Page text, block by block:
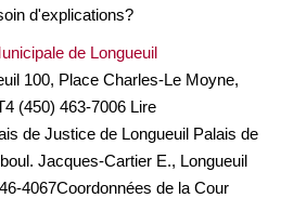
d'explications?
de Longueuil
100, Place Charles-Le Moyne,
(450) 463-7006 Lire
de Justice de Longueuil Palais de
Jacques-Cartier E., Longueuil
4067Coordonnées de la Cour